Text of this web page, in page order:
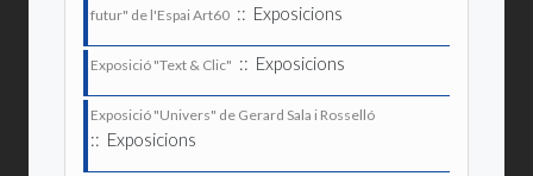
futur" de l'Espai Art60 :: Exposicions
Exposició "Text & Clic" :: Exposicions
Exposició "Univers" de Gerard Sala i Rosselló
:: Exposicions